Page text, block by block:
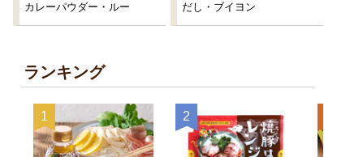
カレーパウダー・ルー だし・ブイヨン
ランキング